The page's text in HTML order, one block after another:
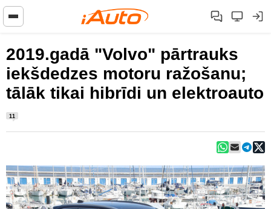
2019.gadā "Volvo" pārtrauks
iekšdedzes motoru ražošanu;
tālāk tikai hibrīdi un elektroauto
11